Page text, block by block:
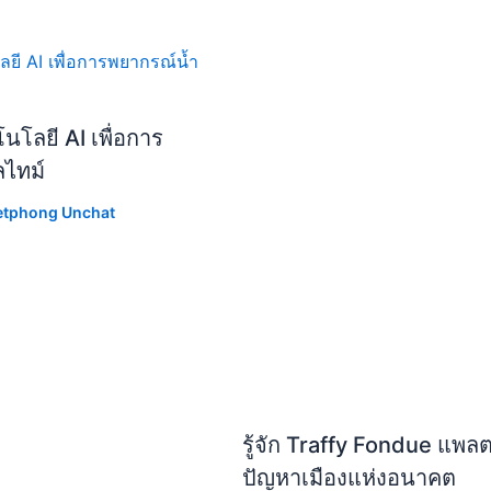
โลยี AI เพื่อการ
ทม์
Unchat
รู้จัก Traffy Fondue แพล
ปัญหาเมืองแห่งอนาคต